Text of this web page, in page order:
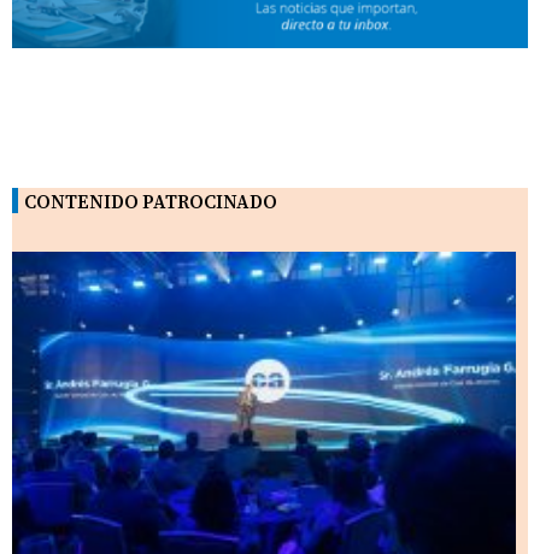
CONTENIDO PATROCINADO